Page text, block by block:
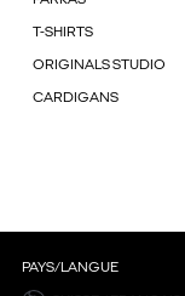
T-SHIRTS
ORIGINALS STUDIO
CARDIGANS
PAYS/LANGUE